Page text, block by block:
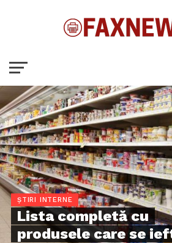
ȘTIRI INTERNE
Lista completă cu
produsele care se